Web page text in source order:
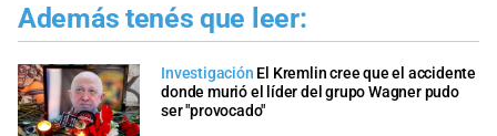
Además tenés que leer:
Investigación El Kremlin cree que el accidente
donde murió el líder del grupo Wagner pudo
ser "provocado"